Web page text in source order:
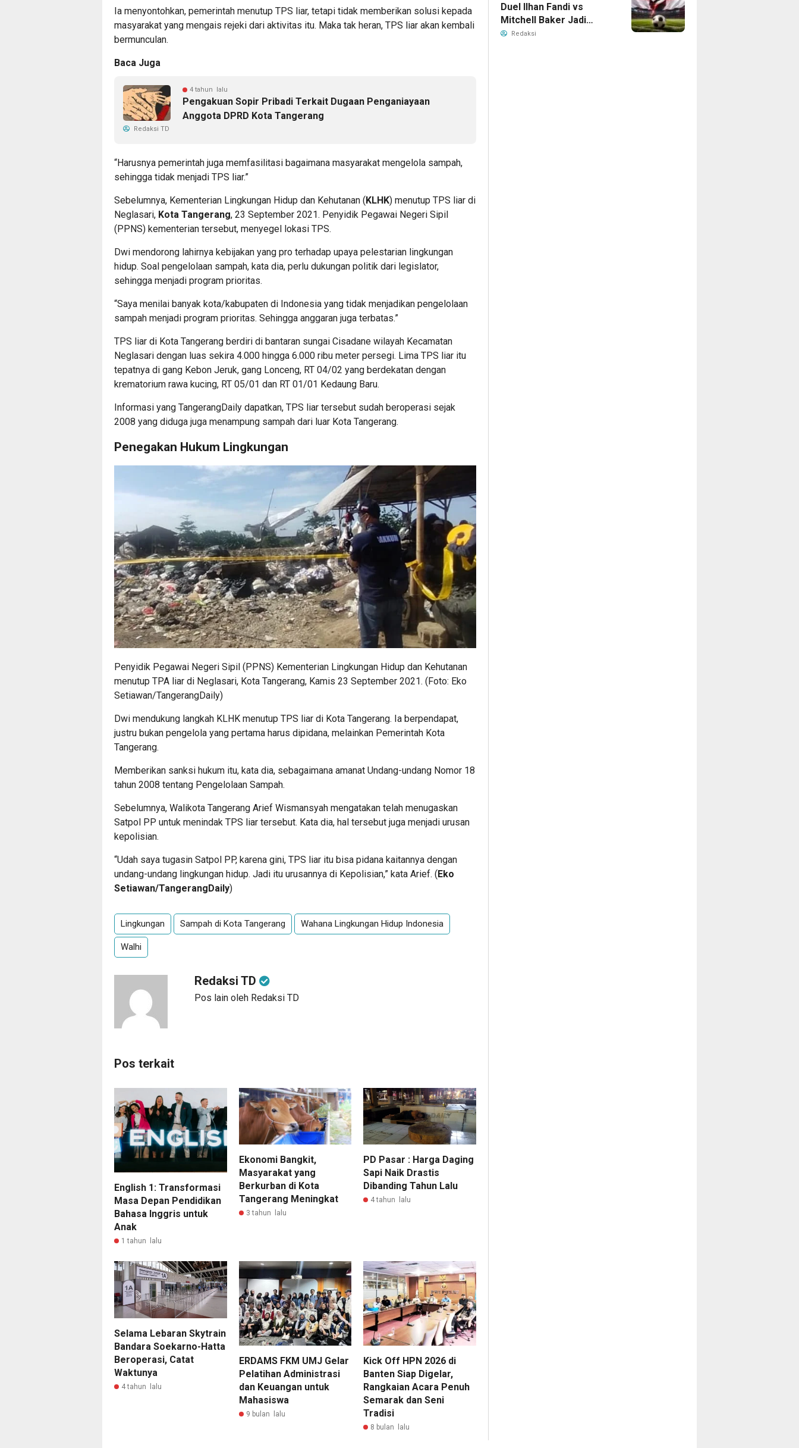
Ia menyontohkan, pemerintah menutup TPS liar, tetapi tidak memberikan solusi kepada
masyarakat yang mengais rejeki dari aktivitas itu. Maka tak heran, TPS liar akan kembali
bermunculan.
Baca Juga
4 tahun lalu
Pengakuan Sopir Pribadi Terkait Dugaan Penganiayaan
Anggota DPRD Kota Tangerang
Redaksi TD
“Harusnya pemerintah juga memfasilitasi bagaimana masyarakat mengelola sampah,
sehingga tidak menjadi TPS liar.”
Sebelumnya, Kementerian Lingkungan Hidup dan Kehutanan (KLHK) menutup TPS liar di
Neglasari, Kota Tangerang, 23 September 2021. Penyidik Pegawai Negeri Sipil
(PPNS) kementerian tersebut, menyegel lokasi TPS.
Dwi mendorong lahirnya kebijakan yang pro terhadap upaya pelestarian lingkungan
hidup. Soal pengelolaan sampah, kata dia, perlu dukungan politik dari legislator,
sehingga menjadi program prioritas.
“Saya menilai banyak kota/kabupaten di Indonesia yang tidak menjadikan pengelolaan
sampah menjadi program prioritas. Sehingga anggaran juga terbatas.”
TPS liar di Kota Tangerang berdiri di bantaran sungai Cisadane wilayah Kecamatan
Neglasari dengan luas sekira 4.000 hingga 6.000 ribu meter persegi. Lima TPS liar itu
tepatnya di gang Kebon Jeruk, gang Lonceng, RT 04/02 yang berdekatan dengan
krematorium rawa kucing, RT 05/01 dan RT 01/01 Kedaung Baru.
Informasi yang TangerangDaily dapatkan, TPS liar tersebut sudah beroperasi sejak
2008 yang diduga juga menampung sampah dari luar Kota Tangerang.
Penegakan Hukum Lingkungan
Penyidik Pegawai Negeri Sipil (PPNS) Kementerian Lingkungan Hidup dan Kehutanan
menutup TPA liar di Neglasari, Kota Tangerang, Kamis 23 September 2021. (Foto: Eko
Setiawan/TangerangDaily)
Dwi mendukung langkah KLHK menutup TPS liar di Kota Tangerang. Ia berpendapat,
justru bukan pengelola yang pertama harus dipidana, melainkan Pemerintah Kota
Tangerang.
Memberikan sanksi hukum itu, kata dia, sebagaimana amanat Undang-undang Nomor 18
tahun 2008 tentang Pengelolaan Sampah.
Sebelumnya, Walikota Tangerang Arief Wismansyah mengatakan telah menugaskan
Satpol PP untuk menindak TPS liar tersebut. Kata dia, hal tersebut juga menjadi urusan
kepolisian.
“Udah saya tugasin Satpol PP, karena gini, TPS liar itu bisa pidana kaitannya dengan
undang-undang lingkungan hidup. Jadi itu urusannya di Kepolisian,” kata Arief. (Eko
Setiawan/TangerangDaily)
Lingkungan Sampah di Kota Tangerang Wahana Lingkungan Hidup Indonesia
Walhi
Redaksi TD
Pos lain oleh Redaksi TD
Pos terkait
English 1: Transformasi
Masa Depan Pendidikan
Bahasa Inggris untuk
Anak
1 tahun lalu
Ekonomi Bangkit,
Masyarakat yang
Berkurban di Kota
Tangerang Meningkat
3 tahun lalu
PD Pasar : Harga Daging
Sapi Naik Drastis
Dibanding Tahun Lalu
4 tahun lalu
Selama Lebaran Skytrain
Bandara Soekarno-Hatta
Beroperasi, Catat
Waktunya
4 tahun lalu
ERDAMS FKM UMJ Gelar
Pelatihan Administrasi
dan Keuangan untuk
Mahasiswa
9 bulan lalu
Kick Off HPN 2026 di
Banten Siap Digelar,
Rangkaian Acara Penuh
Semarak dan Seni
Tradisi
8 bulan lalu
Duel Ilhan Fandi vs
Mitchell Baker Jadi
Sorotan di Piala AFF
Redaksi